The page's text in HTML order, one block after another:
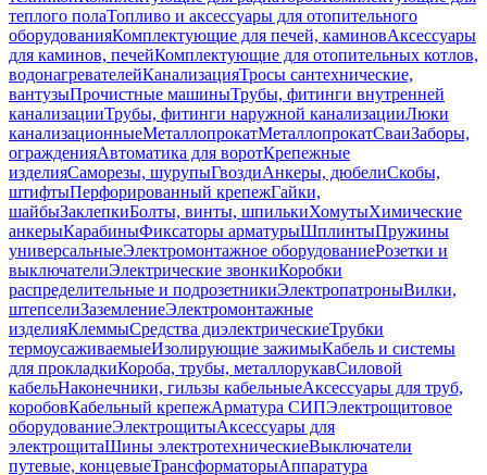
теплого полаТопливо и аксессуары для отопительного
оборудованияКомплектующие для печей, каминовАксессуары
для каминов, печейКомплектующие для отопительных котлов,
водонагревателейКанализацияТросы сантехнические,
вантузыПрочистные машиныТрубы, фитинги внутренней
канализацииТрубы, фитинги наружной канализацииЛюки
канализационныеМеталлопрокатМеталлопрокатСваиЗаборы,
огражденияАвтоматика для воротКрепежные
изделияСаморезы, шурупыГвоздиАнкеры, дюбелиСкобы,
штифтыПерфорированный крепежГайки,
шайбыЗаклепкиБолты, винты, шпилькиХомутыХимические
анкерыКарабиныФиксаторы арматурыШплинтыПружины
универсальныеЭлектромонтажное оборудованиеРозетки и
выключателиЭлектрические звонкиКоробки
распределительные и подрозетникиЭлектропатроныВилки,
штепселиЗаземлениеЭлектромонтажные
изделияКлеммыСредства диэлектрическиеТрубки
термоусаживаемыеИзолирующие зажимыКабель и системы
для прокладкиКороба, трубы, металлорукавСиловой
кабельНаконечники, гильзы кабельныеАксессуары для труб,
коробовКабельный крепежАрматура СИПЭлектрощитовое
оборудованиеЭлектрощитыАксессуары для
электрощитаШины электротехническиеВыключатели
путевые, концевыеТрансформаторыАппаратура